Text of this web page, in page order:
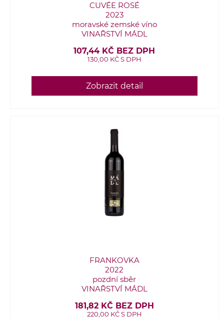
CUVÉE ROSÉ
2023
moravské zemské víno
VINAŘSTVÍ MÁDL
107,44 KČ BEZ DPH
130,00 KČ S DPH
Zobrazit detail
FRANKOVKA
2022
pozdní sběr
VINAŘSTVÍ MÁDL
181,82 KČ BEZ DPH
220,00 KČ S DPH